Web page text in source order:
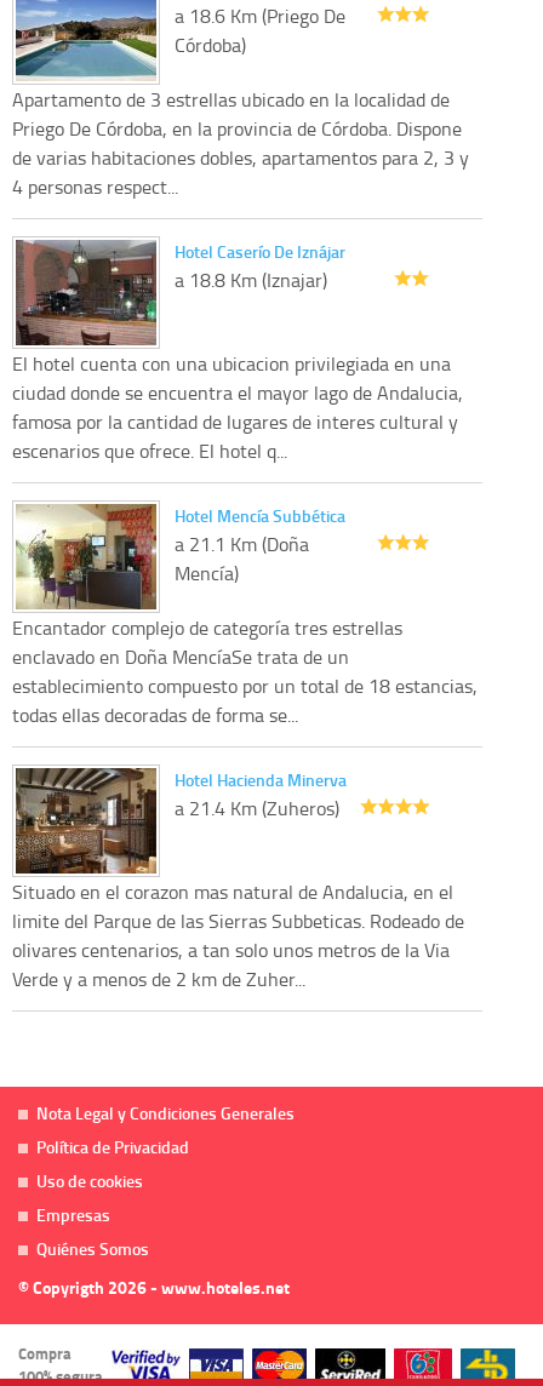
a 18.6 Km (Priego De
Córdoba)
Apartamento de 3 estrellas ubicado en la localidad de
Priego De Córdoba, en la provincia de Córdoba. Dispone
de varias habitaciones dobles, apartamentos para 2, 3 y
4 personas respect...
Hotel Caserío De Iznájar
a 18.8 Km (Iznajar)
El hotel cuenta con una ubicacion privilegiada en una
ciudad donde se encuentra el mayor lago de Andalucia,
famosa por la cantidad de lugares de interes cultural y
escenarios que ofrece. El hotel q...
Hotel Mencía Subbética
a 21.1 Km (Doña
Mencía)
Encantador complejo de categoría tres estrellas
enclavado en Doña MencíaSe trata de un
establecimiento compuesto por un total de 18 estancias,
todas ellas decoradas de forma se...
Hotel Hacienda Minerva
a 21.4 Km (Zuheros)
Situado en el corazon mas natural de Andalucia, en el
limite del Parque de las Sierras Subbeticas. Rodeado de
olivares centenarios, a tan solo unos metros de la Via
Verde y a menos de 2 km de Zuher...
Nota Legal y Condiciones Generales
Política de Privacidad
Uso de cookies
Empresas
Quiénes Somos
© Copyrigth 2026 - www.hoteles.net
Compra
100% segura